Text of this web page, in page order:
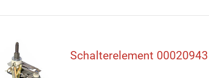
Schalterelement 00020943